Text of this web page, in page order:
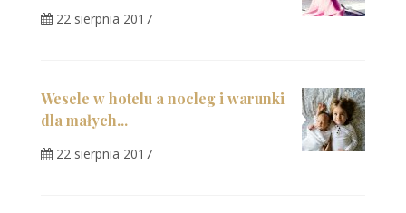
22 sierpnia 2017
Wesele w hotelu a nocleg i warunki
dla małych...
22 sierpnia 2017